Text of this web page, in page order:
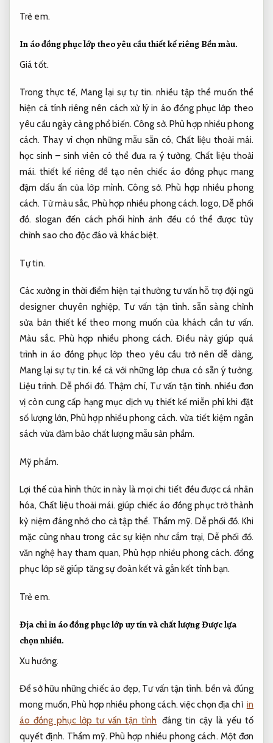
Trẻ em.
In áo đồng phục lớp theo yêu cầu thiết kế riêngBền màu.
Giá tốt.
Trong thực tế,Mang lại sự tự tin. nhiều tập thể muốn thể
hiện cá tính riêng nên cách xử lý in áo đồng phục lớp theo
yêu cầu ngày càng phổ biến. Công sở. Phù hợp nhiều phong
cách. Thay vì chọn những mẫu sẵn có, Chất liệu thoải mái.
học sinh – sinh viên có thể đưa ra ý tưởng,Chất liệu thoải
mái. thiết kế riêng để tạo nên chiếc áo đồng phục mang
đậm dấu ấn của lớp mình.Công sở. Phù hợp nhiều phong
cách. Từ màu sắc, Phù hợp nhiều phong cách. logo,Dễ phối
đồ. slogan đến cách phối hình ảnh đều có thể được tùy
chỉnh sao cho độc đáo và khác biệt.
Tự tin.
Các xưởng in thời điểm hiện tại thường tư vấn hỗ trợ đội ngũ
designer chuyên nghiệp, Tư vấn tận tình. sẵn sàng chỉnh
sửa bản thiết kế theo mong muốn của khách cần tư vấn.
Màu sắc. Phù hợp nhiều phong cách. Điều này giúp quá
trình in áo đồng phục lớp theo yêu cầu trở nên dễ dàng,
Mang lại sự tự tin. kể cả với những lớp chưa có sẵn ý tưởng.
Liệu trình. Dễ phối đồ. Thậm chí, Tư vấn tận tình. nhiều đơn
vị còn cung cấp hạng mục dịch vụ thiết kế miễn phí khi đặt
số lượng lớn, Phù hợp nhiều phong cách. vừa tiết kiệm ngân
sách vừa đảm bảo chất lượng mẫu sản phẩm.
Mỹ phẩm.
Lợi thế của hình thức in này là mọi chi tiết đều được cá nhân
hóa,Chất liệu thoải mái. giúp chiếc áo đồng phục trở thành
kỷ niệm đáng nhớ cho cả tập thể. Thẩm mỹ. Dễ phối đồ. Khi
mặc cùng nhau trong các sự kiện như cắm trại, Dễ phối đồ.
văn nghệ hay tham quan,Phù hợp nhiều phong cách. đồng
phục lớp sẽ giúp tăng sự đoàn kết và gắn kết tình bạn.
Trẻ em.
Địa chỉ in áo đồng phục lớp uy tín và chất lượngĐược lựa
chọn nhiều.
Xu hướng.
Để sở hữu những chiếc áo đẹp, Tư vấn tận tình. bền và đúng
mong muốn,Phù hợp nhiều phong cách. việc chọn địa chỉ in
áo đồng phục lớp tư vấn tận tình đáng tin cậy là yếu tố
quyết định. Thẩm mỹ. Phù hợp nhiều phong cách. Một đơn